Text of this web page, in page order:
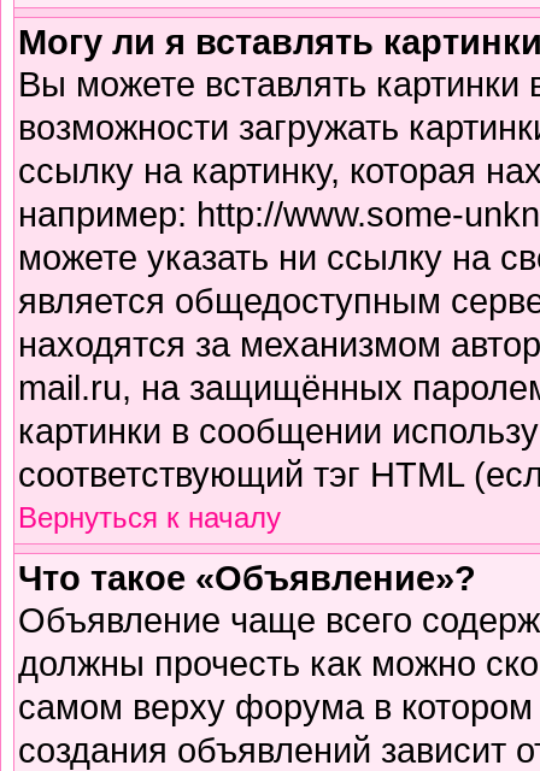
Могу ли я вставлять
Вы можете вставлять
возможности загружать
ссылку на картинку, которая
например: http://www.some-
можете указать ни ссылку на
является общедоступным
находятся за механизмом
mail.ru, на защищённых
картинки в сообщении
соответствующий тэг HTML
Вернуться к началу
Что такое «Объявление»?
Объявление чаще всего
должны прочесть как можно
самом верху форума в
создания объявлений зависит